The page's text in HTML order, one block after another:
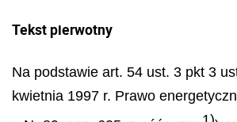
Tekst pierwotny
Na podstawie art. 54 ust. 3 pkt 3
kwietnia 1997 r. Prawo